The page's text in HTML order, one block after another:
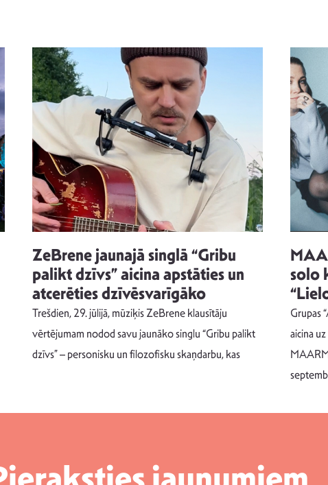
ZeBrene jaunajā singlā “Gribu
palikt dzīvs” aicina apstāties un
atcerēties dzīvēsvarīgāko
Trešdien, 29. jūlijā, mūziķis ZeBrene klausītāju
vērtējumam nodod savu jaunāko singlu “Gribu palikt
dzīvs” – personisku un filozofisku skaņdarbu, kas
solo
Grupas
aicina